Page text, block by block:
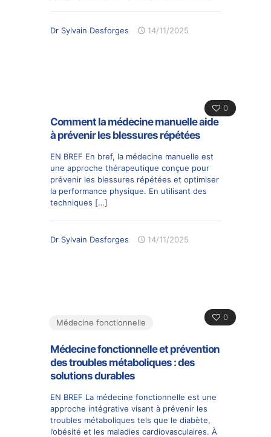
Dr Sylvain Desforges 14/11/2025
0
Comment la médecine manuelle aide
à prévenir les blessures répétées
EN BREF En bref, la médecine manuelle est
une approche thérapeutique conçue pour
prévenir les blessures répétées et optimiser
la performance physique. En utilisant des
techniques […]
Dr Sylvain Desforges 14/11/2025
0
Médecine fonctionnelle
Médecine fonctionnelle et prévention
des troubles métaboliques : des
solutions durables
EN BREF La médecine fonctionnelle est une
approche intégrative visant à prévenir les
troubles métaboliques tels que le diabète,
l’obésité et les maladies cardiovasculaires. À